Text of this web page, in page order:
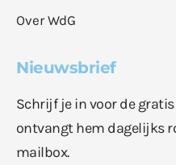
Over WdG
Nieuwsbrief
Schrijf je in voor de
ontvangt hem dagelijks
mailbox.